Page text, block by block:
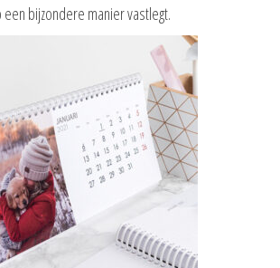
bijzondere manier vastlegt.